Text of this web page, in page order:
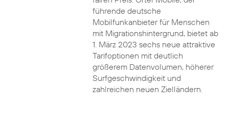
führende deutsche
Mobilfunkanbieter für Menschen
mit Migrationshintergrund, bietet ab
1. März 2023 sechs neue attraktive
Tarifoptionen mit deutlich
größerem Datenvolumen, höherer
Surfgeschwindigkeit und
zahlreichen neuen Zielländern.